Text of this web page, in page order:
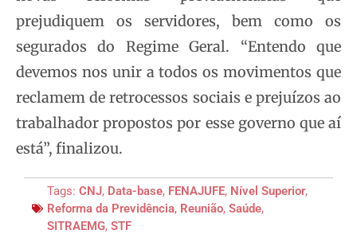
prejudiquem os servidores, bem como os
segurados do Regime Geral. “Entendo que
devemos nos unir a todos os movimentos que
reclamem de retrocessos sociais e prejuízos ao
trabalhador propostos por esse governo que aí
está”, finalizou.
Tags: CNJ, Data-base, FENAJUFE, Nível Superior,
Reforma da Previdência, Reunião, Saúde,
SITRAEMG, STF